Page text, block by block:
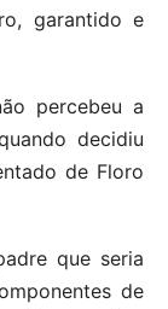
garantido e
percebeu a
decidiu
de Floro
que seria
de